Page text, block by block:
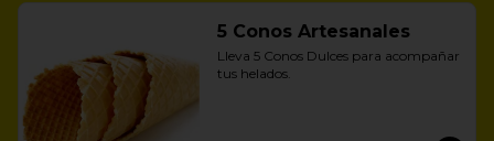
5 Conos Artesanales
Lleva 5 Conos Dulces para acompañar
tus helados.